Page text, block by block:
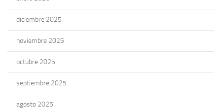
diciembre 2025
noviembre 2025
octubre 2025
septiembre 2025
agosto 2025